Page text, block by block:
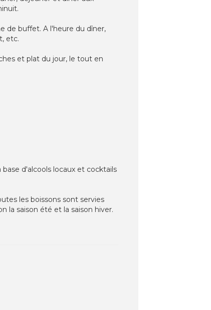
de buffet. A l'heure du dîner,
etc.
et plat du jour, le tout en
base d'alcools locaux et cocktails
les boissons sont servies
la saison été et la saison hiver.